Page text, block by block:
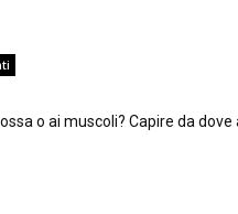
o ai muscoli? Capire da dove